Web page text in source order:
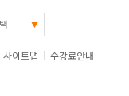
사이트맵 수강료안내